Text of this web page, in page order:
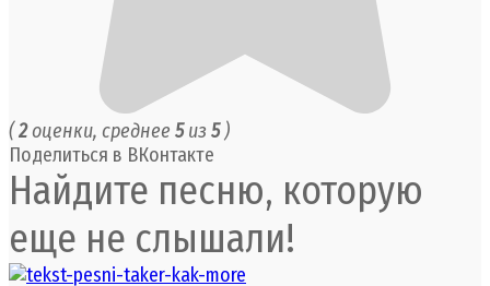
(2оценки, среднее 5из 5)
Поделиться в ВКонтакте
Найдите песню, которую
еще не слышали!